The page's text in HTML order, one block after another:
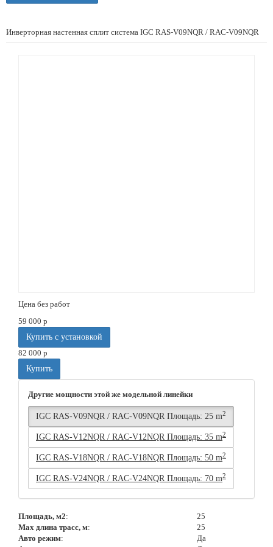
Инверторная настенная сплит система IGC RAS-V09NQR / RAC-V09NQR
Цена без работ
59 000 p
Купить с установкой
82 000 p
Купить
Другие мощности этой же модельной линейки
IGC RAS-V09NQR / RAC-V09NQR Площадь: 25 m2
IGC RAS-V12NQR / RAC-V12NQR Площадь: 35 m2
IGC RAS-V18NQR / RAC-V18NQR Площадь: 50 m2
IGC RAS-V24NQR / RAC-V24NQR Площадь: 70 m2
Площадь, м2:
25
Max длина трасс, м:
25
Авто режим:
Да